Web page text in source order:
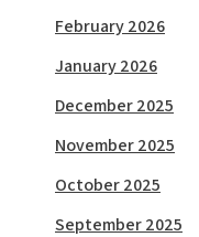
February 2026
January 2026
December 2025
November 2025
October 2025
September 2025